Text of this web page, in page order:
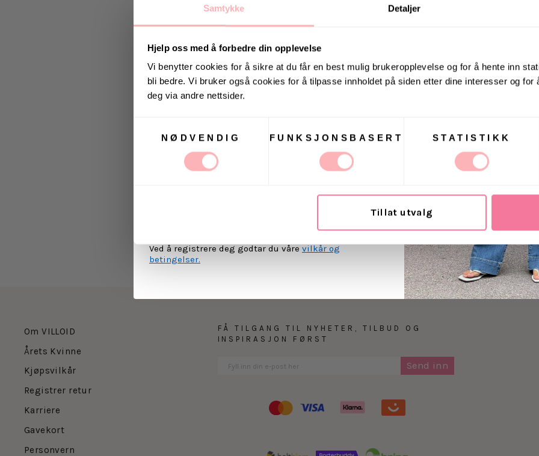
Samtykke Detaljer
Hjelp oss med å forbedre din opplevelse
Vi benytter cookies for å sikre at du får en best mulig brukeropplevelse og for å hente inn
bli bedre. Vi bruker også cookies for å tilpasse innholdet på siden etter dine interesser og for
deg via andre nettsider.
NØDVENDIG
FUNKSJONSBASERT STATISTIKK
Tillat utvalg
Loenna fra By
har avtagbar
er perfekt for en tur
Levering
Om VILLOID
Årets Kvinne
Kjøpsvilkår
Registrer retur
Karriere
Gavekort
Personvern
FÅ TILGANG TIL NYHETER, TILBUD OG
INSPIRASJON FØRST
Send inn
Vinn valgfrie jeans fra Jeanerica
til deg og en venn <3
Vinneren annonseres 9. august via Instagram
Ja, jeg samtykker til at Villoid kan sende meg
Ved å registrere deg godtar du våre vilkår og
betingelser.